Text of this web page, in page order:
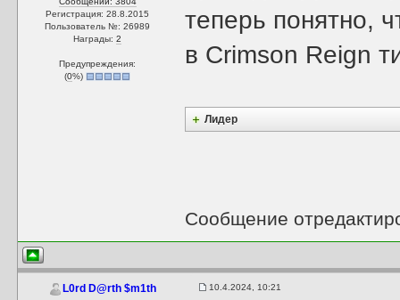
Регистрация: 28.8.2015
Пользователь №: 26989
Награды:2
Предупреждения:
(0%)
теперь понятно,
в Crimson Reign
Лидер
Сообщение
L0rd D@rth $m1th 10.4.2024, 10:21